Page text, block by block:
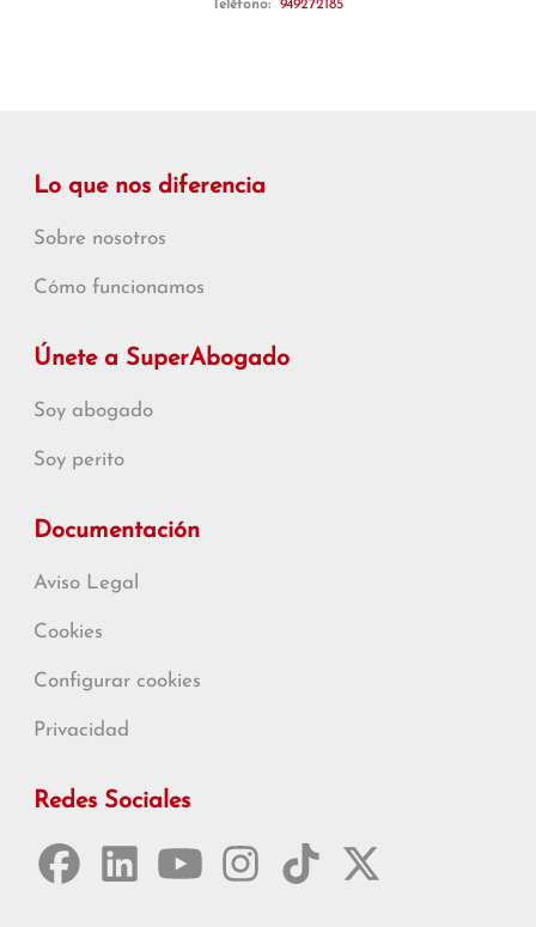
Teléfono:
949272185
Lo que nos diferencia
Sobre nosotros
Cómo funcionamos
Únete a SuperAbogado
Soy abogado
Soy perito
Documentación
Aviso Legal
Cookies
Configurar cookies
Privacidad
Redes Sociales